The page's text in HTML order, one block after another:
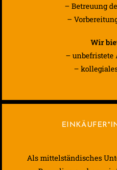
– Betreuung
–
Wir
– unbefristete
–
Als mittelständisches